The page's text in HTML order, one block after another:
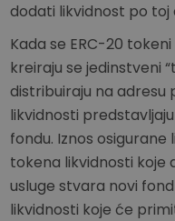
dodati likvidnost po toj
Kada se ERC-20
kreiraju se jedinstveni
distribuiraju na adresu
likvidnosti
fondu. Iznos
tokena likvidnosti koje
usluge stvara novi
likvidnosti koje će